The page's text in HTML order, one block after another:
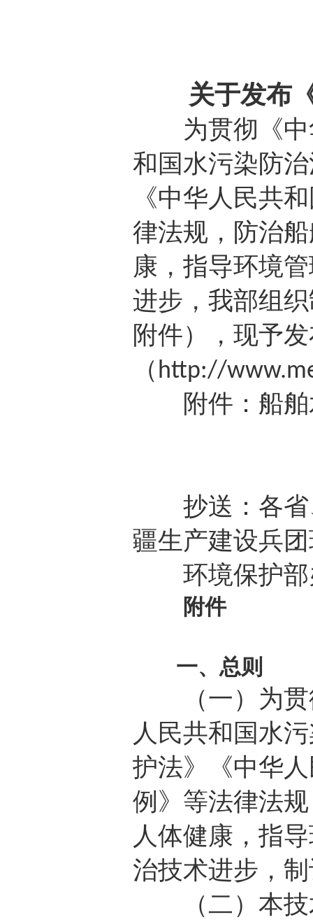
关于发布
为贯彻《中
和国水污染防
《中华人民共
律法规，防治
康，指导环境
进步，我部组
附件），现予
（http://
附件：船舶
抄送：各省
疆生产建设兵
环境保护部
附件
一、总则
（一）为贯
人民共和国水
护法》《中华
例》等法律法
人体健康，指
治技术进步，
（二）本技